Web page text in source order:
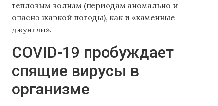
тепловым волнам (периодам аномально и
опасно жаркой погоды), как и «каменные
джунгли».
COVID-19 пробуждает
спящие вирусы в
организме